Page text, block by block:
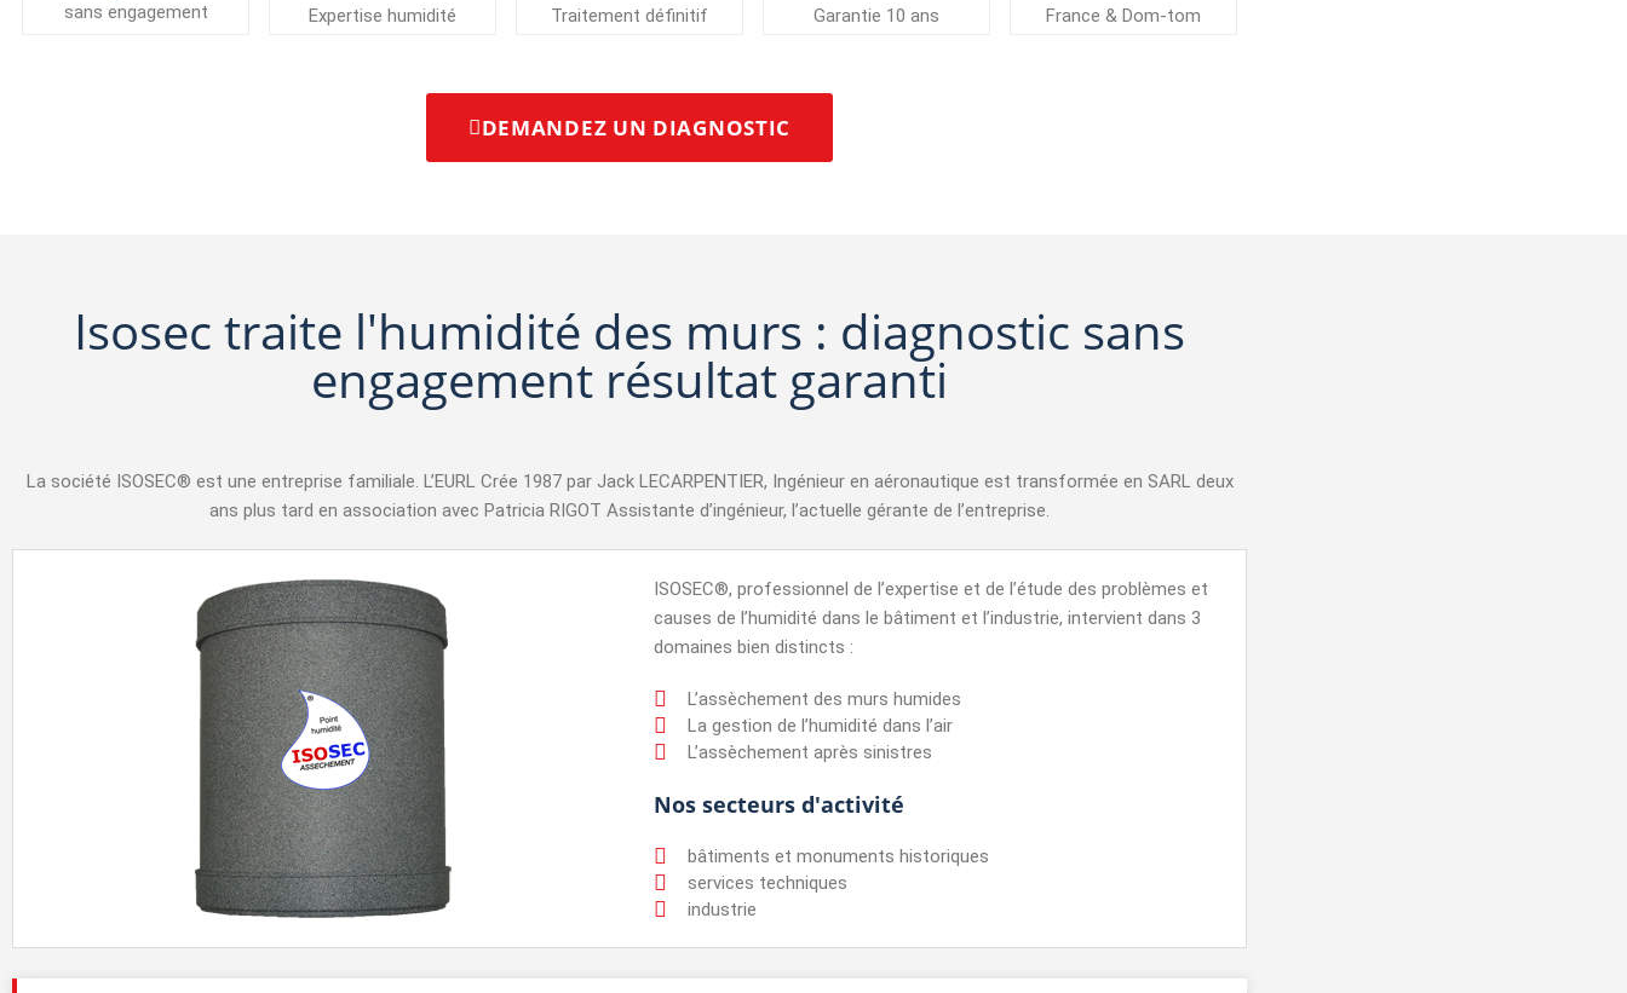
sans engagement Expertise humidité Traitement définitif Garantie 10 ans France & Dom-tom
DEMANDEZ UN DIAGNOSTIC
Isosec traite l'humidité des murs : diagnostic sans
engagement résultat garanti
La société ISOSEC® est une entreprise familiale. L’EURL Crée 1987 par Jack LECARPENTIER, Ingénieur en aéronautique est transformée en SARL deux
ans plus tard en association avec Patricia RIGOT Assistante d’ingénieur, l’actuelle gérante de l’entreprise.
ISOSEC®, professionnel de l’expertise et de l’étude des problèmes et
causes de l’humidité dans le bâtiment et l’industrie, intervient dans 3
domaines bien distincts :
L’assèchement des murs humides
La gestion de l’humidité dans l’air
L’assèchement après sinistres
Nos secteurs d'activité
bâtiments et monuments historiques
services techniques
industrie